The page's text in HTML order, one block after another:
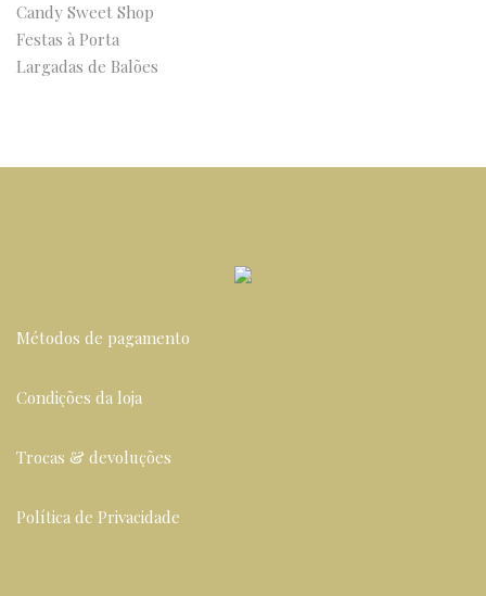
Candy Sweet Shop
Festas à Porta
Largadas de Balões
Métodos de pagamento
Condições da loja
Trocas & devoluções
Política de Privacidade